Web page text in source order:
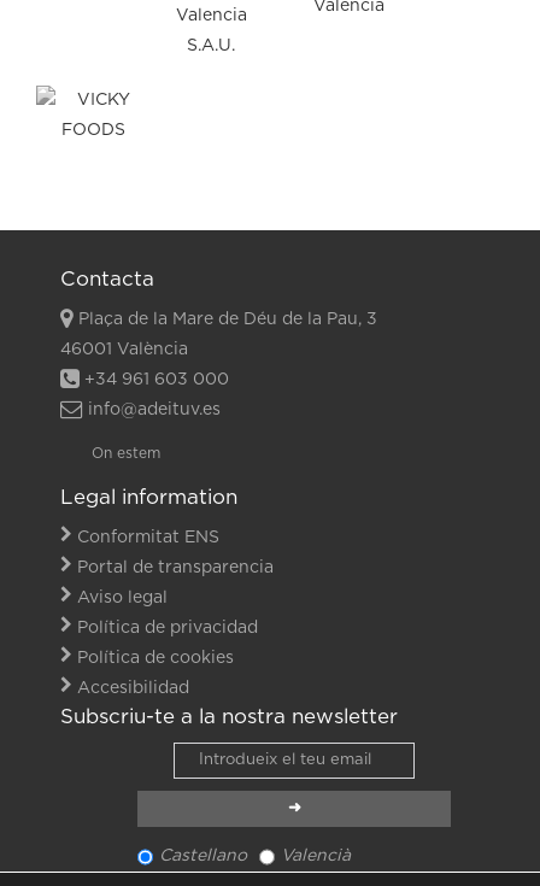
Contacta
Plaça de la Mare de Déu de la Pau, 3
46001 València
+34 961 603 000
info@adeituv.es
On estem
Legal information
Conformitat ENS
Portal de transparencia
Aviso legal
Política de privacidad
Política de cookies
Accesibilidad
Subscriu-te a la nostra newsletter
Castellano Valencià